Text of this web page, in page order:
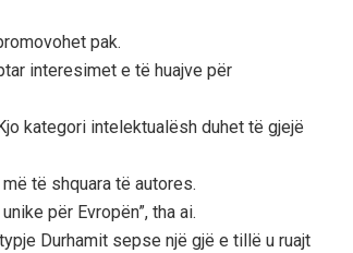
pak.
interesimet e të huajve për
kategori intelektualësh duhet të gjejë
të shquara të autores.
për Evropën”, tha ai.
Durhamit sepse një gjë e tillë u ruajt